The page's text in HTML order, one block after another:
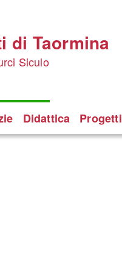
di Taormina
Siculo
Didattica Progetti